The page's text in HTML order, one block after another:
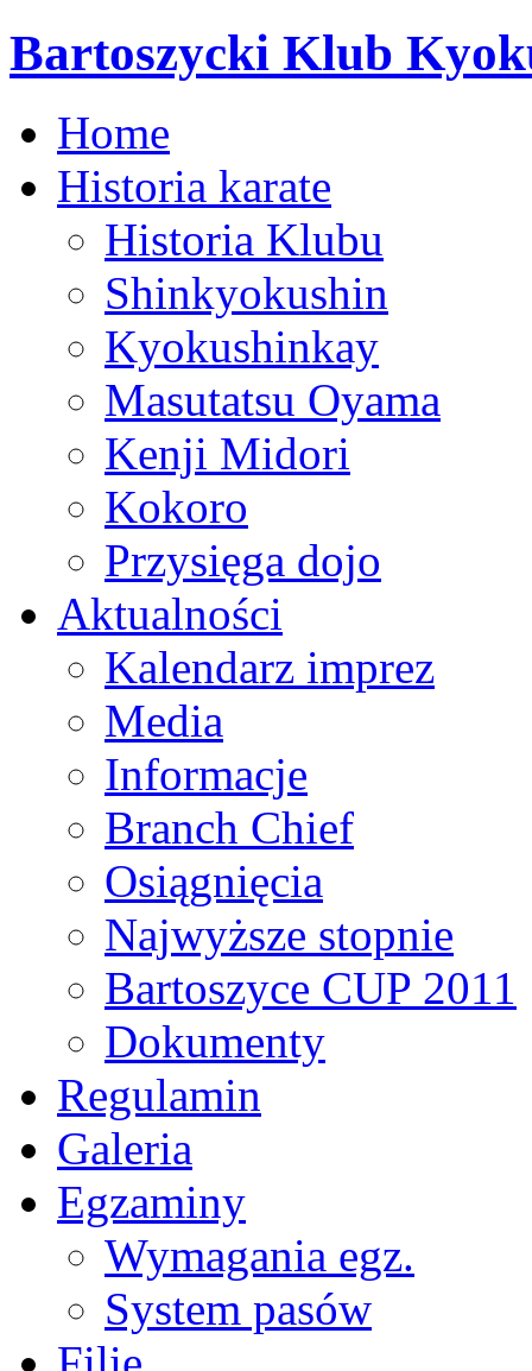
Bartoszycki Klub
Home
Historia karate
Historia Klubu
Shinkyokushin
Kyokushinkay
Masutatsu Oyama
Kenji Midori
Kokoro
Przysięga dojo
Aktualności
Kalendarz imprez
Media
Informacje
Branch Chief
Osiągnięcia
Najwyższe stopnie
Bartoszyce CUP 2011
Dokumenty
Regulamin
Galeria
Egzaminy
Wymagania egz.
System pasów